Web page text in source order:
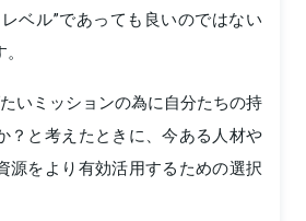
ベル”であっても良いのではない
いミッションの為に自分たちの持
？と考えたときに、今ある人材や
源をより有効活用するための選択